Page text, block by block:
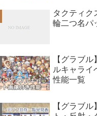
タクティク
輪二つ名パ
【グラブ
ルキャライ
性能一覧
【グラブ